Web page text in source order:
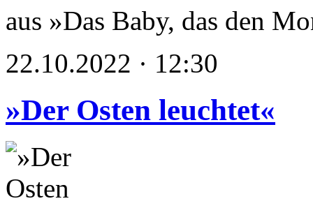
aus »Das Baby, das den
22.10.2022 · 12:30
»Der Osten leuchtet«